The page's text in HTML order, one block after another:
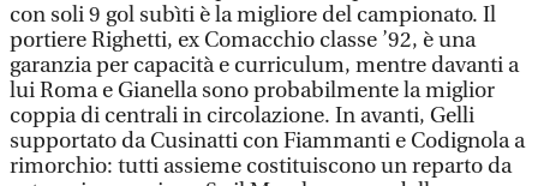
con soli 9 gol subìti è la migliore del campionato. Il
portiere Righetti, ex Comacchio classe ’92, è una
garanzia per capacità e curriculum, mentre davanti a
lui Roma e Gianella sono probabilmente la miglior
coppia di centrali in circolazione. In avanti, Gelli
supportato da Cusinatti con Fiammanti e Codignola a
rimorchio: tutti assieme costituiscono un reparto da